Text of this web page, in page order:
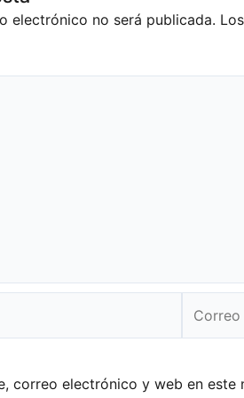
electrónico no será publicada.
correo electrónico y web en